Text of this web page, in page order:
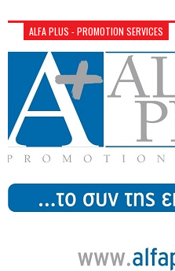
ALFA PLUS - PROMOTION SERVICES